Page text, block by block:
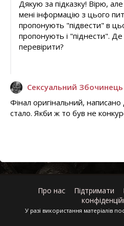
Дякую за підказку! Вірю,
мені інформацію з цього
пропонують "підвести" в
пропонують і "піднести".
перевірити?
Сексуальний Збочинець
Фінал оригінальний,
стало. Якби ж то був не
Про нас Підтримати
У разі використання матеріалів